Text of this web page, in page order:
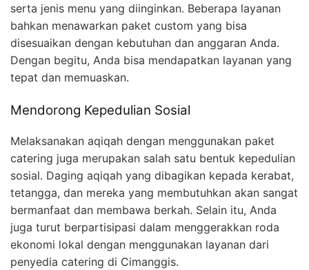
serta jenis menu yang diinginkan. Beberapa layanan
bahkan menawarkan paket custom yang bisa
disesuaikan dengan kebutuhan dan anggaran Anda.
Dengan begitu, Anda bisa mendapatkan layanan yang
tepat dan memuaskan.
Mendorong Kepedulian Sosial
Melaksanakan aqiqah dengan menggunakan paket
catering juga merupakan salah satu bentuk kepedulian
sosial. Daging aqiqah yang dibagikan kepada kerabat,
tetangga, dan mereka yang membutuhkan akan sangat
bermanfaat dan membawa berkah. Selain itu, Anda
juga turut berpartisipasi dalam menggerakkan roda
ekonomi lokal dengan menggunakan layanan dari
penyedia catering di Cimanggis.